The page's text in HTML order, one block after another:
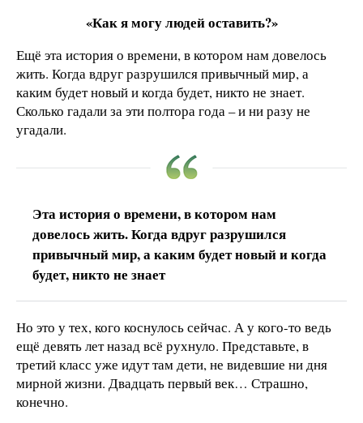
«Как я могу людей оставить?»
Ещё эта история о времени, в котором нам довелось
жить. Когда вдруг разрушился привычный мир, а
каким будет новый и когда будет, никто не знает.
Сколько гадали за эти полтора года – и ни разу не
угадали.
Эта история о времени, в котором нам
довелось жить. Когда вдруг разрушился
привычный мир, а каким будет новый и когда
будет, никто не знает
Но это у тех, кого коснулось сейчас. А у кого-то ведь
ещё девять лет назад всё рухнуло. Представьте, в
третий класс уже идут там дети, не видевшие ни дня
мирной жизни. Двадцать первый век… Страшно,
конечно.